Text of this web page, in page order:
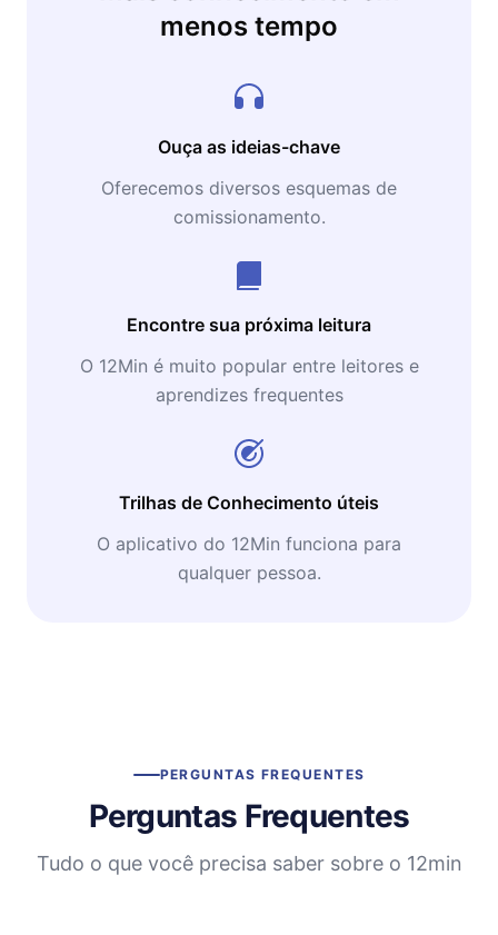
Já assistidas e aplaudidas pelos maiores
provam que qualquer empresa pode inovar
usando as mesmas técnicas de Startups de
Sucesso, como assim fez a Samba Tech.
menos tempo
Ouça as ideias-chave
Oferecemos diversos esquemas de
comissionamento.
Encontre sua próxima leitura
O 12Min é muito popular entre leitores e
aprendizes frequentes
Trilhas de Conhecimento úteis
O aplicativo do 12Min funciona para
qualquer pessoa.
PERGUNTAS FREQUENTES
Perguntas Frequentes
Tudo o que você precisa saber sobre o 12min